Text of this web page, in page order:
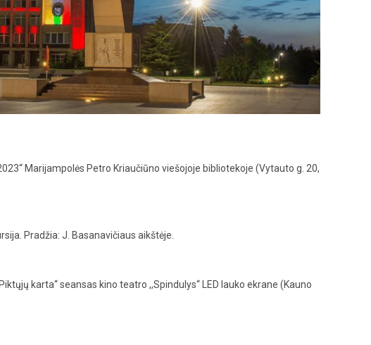
Marijampolės Petro Kriaučiūno viešojoje bibliotekoje (Vytauto g. 20,
Pradžia: J. Basanavičiaus aikštėje.
karta‘‘ seansas kino teatro ,,Spindulys‘‘ LED lauko ekrane (Kauno